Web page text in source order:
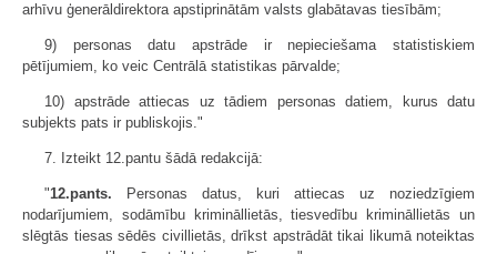
arhīvu ģenerāldirektora apstiprinātām valsts glabātavas tiesībām;
9) personas datu apstrāde ir nepieciešama statistiskiem
pētījumiem, ko veic Centrālā statistikas pārvalde;
10) apstrāde attiecas uz tādiem personas datiem, kurus datu
subjekts pats ir publiskojis."
7. Izteikt 12.pantu šādā redakcijā:
"12.pants. Personas datus, kuri attiecas uz noziedzīgiem
nodarījumiem, sodāmību krimināllietās, tiesvedību krimināllietās un
slēgtās tiesas sēdēs civillietās, drīkst apstrādāt tikai likumā noteiktas